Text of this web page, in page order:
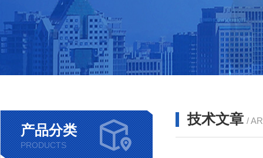
产品分类
PRODUCTS
技术文章 /